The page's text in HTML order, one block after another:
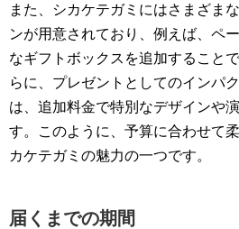
また、シカケテガミにはさまざま
ンが用意されており、例えば、ペ
なギフトボックスを追加すること
らに、プレゼントとしてのインパ
は、追加料金で特別なデザインや
す。このように、予算に合わせて
カケテガミの魅力の一つです。
届くまでの期間